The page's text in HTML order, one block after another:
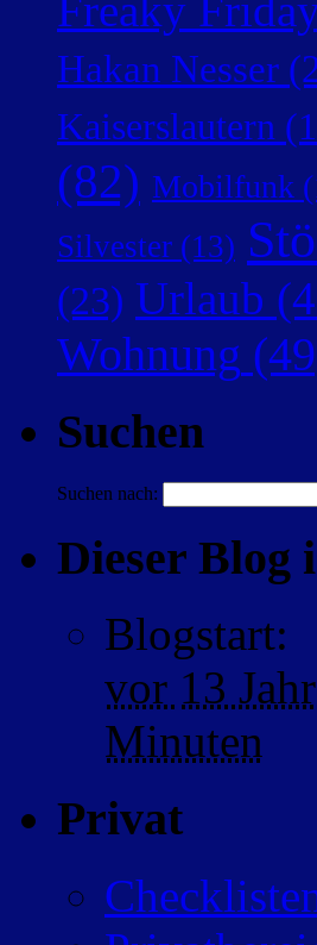
Hakan Nesser
Kaiserslautern
(82) Mobilfunk
Silvester (13)
(23) Urlaub
Wohnung
Suchen
Suchen nach:
Dieser Blog
Blogstart:
vor 13
Minuten
Privat